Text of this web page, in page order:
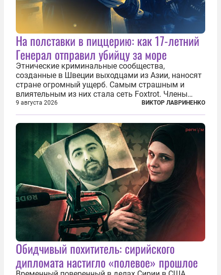
На полставки в пиццерию: как 17-летний
Генерал отправил убийцу за море
Этнические криминальные сообщества,
созданные в Швеции выходцами из Азии, наносят
стране огромный ущерб. Самым страшным и
влиятельным из них стала сеть Foxtrot. Члены
этой сети не только убивают и грабят шведов,
подсаживают их на наркотики, но и совершают
нечто еще даже более страшное — массово...
9 августа 2026 ВИКТОР ЛАВРИНЕНКО
Обидчивый похититель: сирийского
дипломата настигло «полевое» прошлое